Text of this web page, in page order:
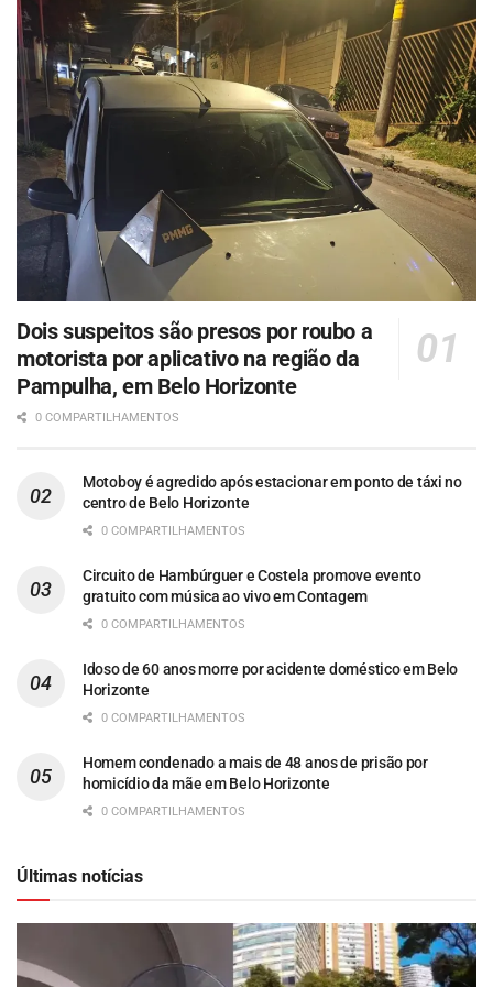
Dois suspeitos são presos por roubo a
motorista por aplicativo na região da
Pampulha, em Belo Horizonte
0 COMPARTILHAMENTOS
Motoboy é agredido após estacionar em ponto de táxi no
centro de Belo Horizonte
0 COMPARTILHAMENTOS
Circuito de Hambúrguer e Costela promove evento
gratuito com música ao vivo em Contagem
0 COMPARTILHAMENTOS
Idoso de 60 anos morre por acidente doméstico em Belo
Horizonte
0 COMPARTILHAMENTOS
Homem condenado a mais de 48 anos de prisão por
homicídio da mãe em Belo Horizonte
0 COMPARTILHAMENTOS
Últimas notícias